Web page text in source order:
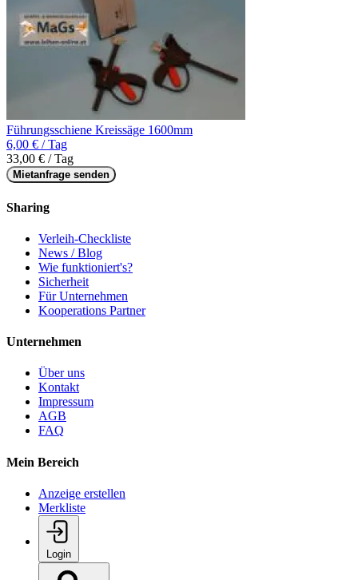
Führungsschiene Kreissäge 1600mm
6,00 € / Tag
33,00 € / Tag
Mietanfrage senden
Sharing
Verleih-Checkliste
News / Blog
Wie funktioniert's?
Sicherheit
Für Unternehmen
Kooperations Partner
Unternehmen
Über uns
Kontakt
Impressum
AGB
FAQ
Mein Bereich
Anzeige erstellen
Merkliste
Login